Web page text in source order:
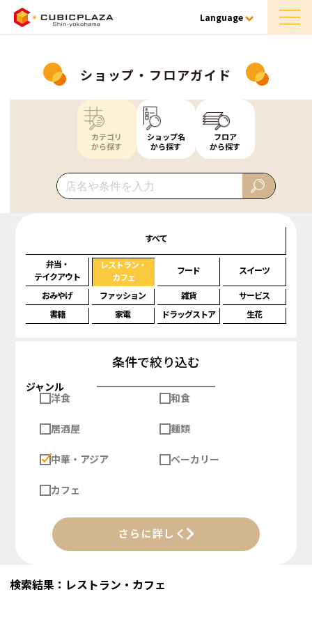
Language
ショップ・フロアガイド
カテゴリ
から探す
ショップ名
から探す
フロア
から探す
すべて
弁当・
テイクアウト
レストラン・
カフェ
フード スイーツ
おみやげ ファッション 雑貨
サービス
書籍
家電 ドラッグストア 生花
条件で絞り込む
ジャンル
洋食
和食
居酒屋 麺類
中華・アジア ベーカリー
カフェ
さらに詳しく
検索結果：レストラン・カフェ